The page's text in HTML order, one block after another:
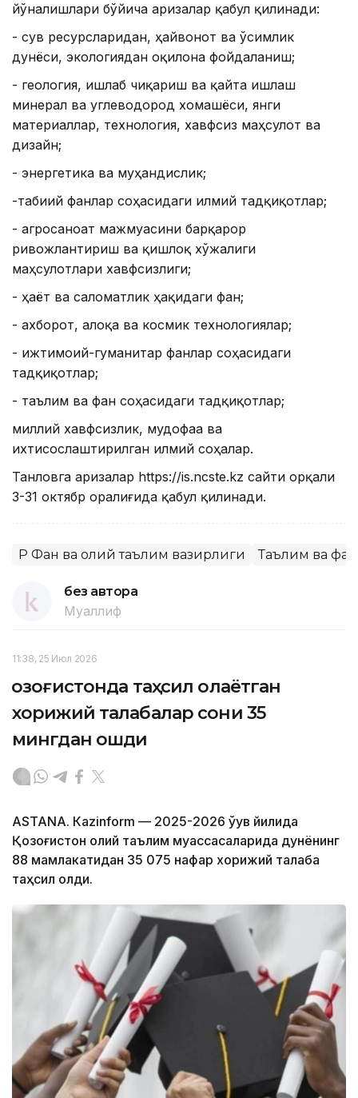
йўналишлари бўйича аризалар қабул қилинади:
- сув ресурсларидан, ҳайвонот ва ўсимлик
дунёси, экологиядан оқилона фойдаланиш;
- геология, ишлаб чиқариш ва қайта ишлаш
минерал ва углеводород хомашёси, янги
материаллар, технология, хавфсиз маҳсулот ва
дизайн;
- энергетика ва муҳандислик;
-табиий фанлар соҳасидаги илмий тадқиқотлар;
- агросаноат мажмуасини барқарор
ривожлантириш ва қишлоқ хўжалиги
маҳсулотлари хавфсизлиги;
- ҳаёт ва саломатлик ҳақидаги фан;
- ахборот, алоқа ва космик технологиялар;
- ижтимоий-гуманитар фанлар соҳасидаги
тадқиқотлар;
- таълим ва фан соҳасидаги тадқиқотлар;
миллий хавфсизлик, мудофаа ва
ихтисослаштирилган илмий соҳалар.
Танловга аризалар https://is.ncste.kz сайти орқали
3-31 октябр оралиғида қабул қилинади.
ҚР Фан ва олий таълим вазирлиги Таълим ва фан
без автора
Муаллиф
11:38, 25 Июл 2026
Қозоғистонда таҳсил олаётган
хорижий талабалар сони 35
мингдан ошди
ASTANА. Кazinform — 2025-2026 ўқув йилида
Қозоғистон олий таълим муассасаларида дунёнинг
88 мамлакатидан 35 075 нафар хорижий талаба
таҳсил олди.